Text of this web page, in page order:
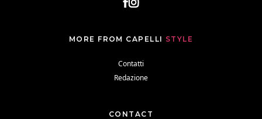
MORE FROM CAPELLI STYLE
Contatti
Redazione
CONTACT